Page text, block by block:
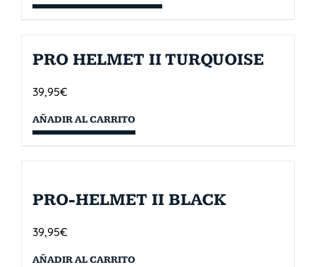
PRO HELMET II TURQUOISE
39,95€
AÑADIR AL CARRITO
PRO-HELMET II BLACK
39,95€
AÑADIR AL CARRITO